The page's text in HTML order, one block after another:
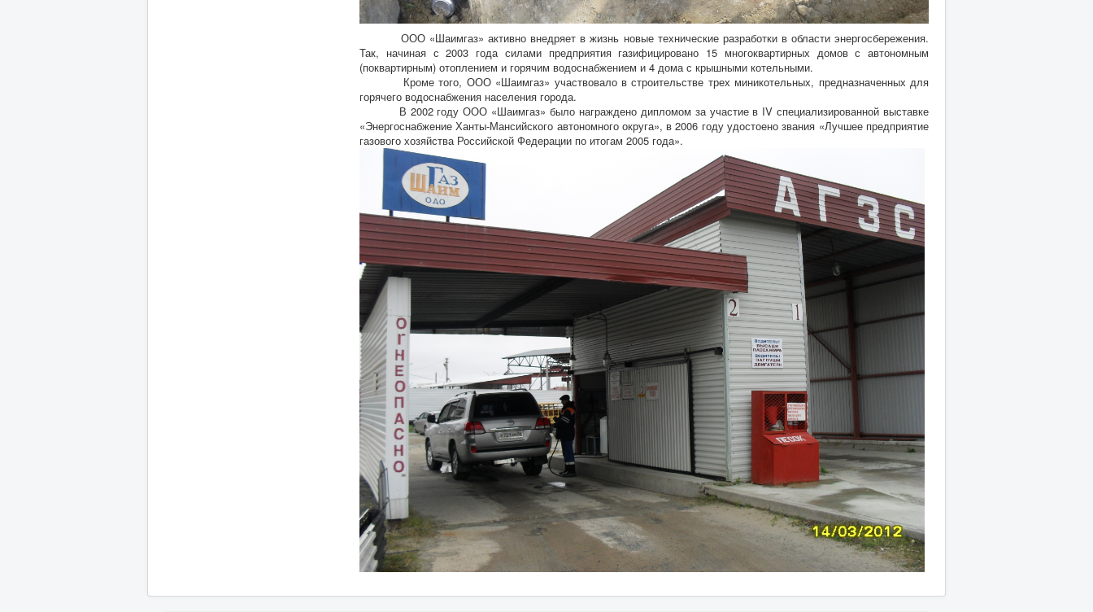
ООО «Шаимгаз» активно внедряет в жизнь новые технические разработки в области энергосбережения.
Так, начиная с 2003 года силами предприятия газифицировано 15 многоквартирных домов с автономным
(поквартирным) отоплением и горячим водоснабжением и 4 дома с крышными котельными.
Кроме того, ООО «Шаимгаз» участвовало в строительстве трех миникотельных, предназначенных для
горячего водоснабжения населения города.
В 2002 году ООО «Шаимгаз» было награждено дипломом за участие в IV специализированной выставке
«Энергоснабжение Ханты-Мансийского автономного округа», в 2006 году удостоено звания «Лучшее предприятие
газового хозяйства Российской Федерации по итогам 2005 года».